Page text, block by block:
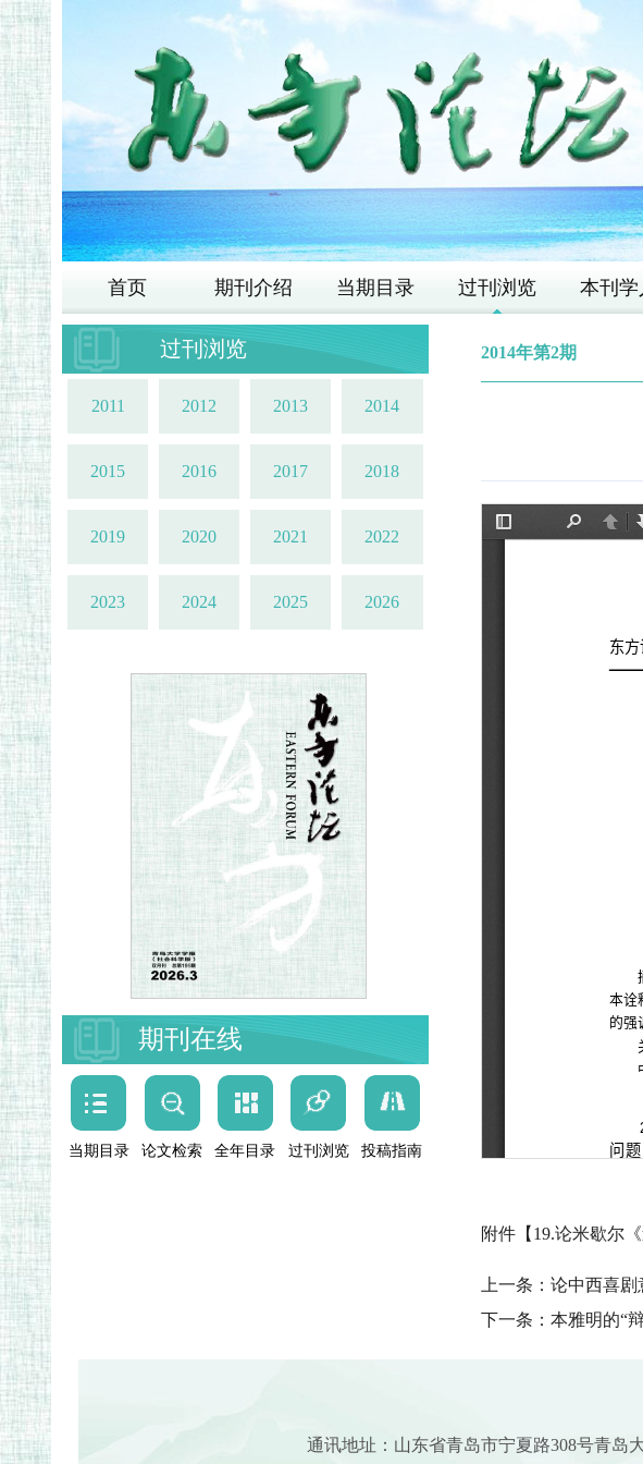
首页 期刊介绍 当期目录 过刊浏览 本刊学
过刊浏览
2011 2012 2013 2014
2015 2016 2017 2018
2019 2020 2021 2022
2023 2024 2025 2026
期刊在线
当期目录 论文检索 全年目录 过刊浏览 投稿指南
2014年第2期
附件【 19.论米歇尔
上一条： 论中西喜剧
下一条： 本雅明的“
通讯地址：山东省青岛市宁夏路308号青